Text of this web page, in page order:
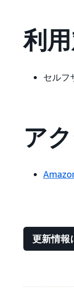
利
セルフ
ア
更新情報